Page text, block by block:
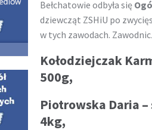
Bełchatowie odbyła się
dziewcząt ZSHiU po
w tych zawodach.
Kołodziejczak
500g,
Piotrowska Daria
4kg,